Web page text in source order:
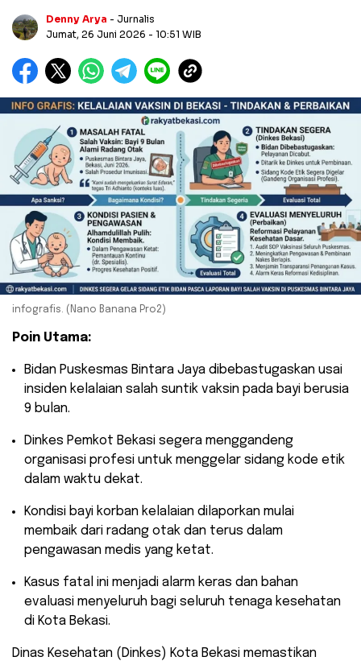
Denny Arya - Jurnalis
Jumat, 26 Juni 2026 - 10:51 WIB
infografis. (Nano Banana Pro2)
Poin Utama:
​Bidan Puskesmas Bintara Jaya dibebastugaskan usai
insiden kelalaian salah suntik vaksin pada bayi berusia
9 bulan.
​Dinkes Pemkot Bekasi segera menggandeng
organisasi profesi untuk menggelar sidang kode etik
dalam waktu dekat.
​Kondisi bayi korban kelalaian dilaporkan mulai
membaik dari radang otak dan terus dalam
pengawasan medis yang ketat.
​Kasus fatal ini menjadi alarm keras dan bahan
evaluasi menyeluruh bagi seluruh tenaga kesehatan
di Kota Bekasi.
​Dinas Kesehatan (Dinkes) Kota Bekasi memastikan